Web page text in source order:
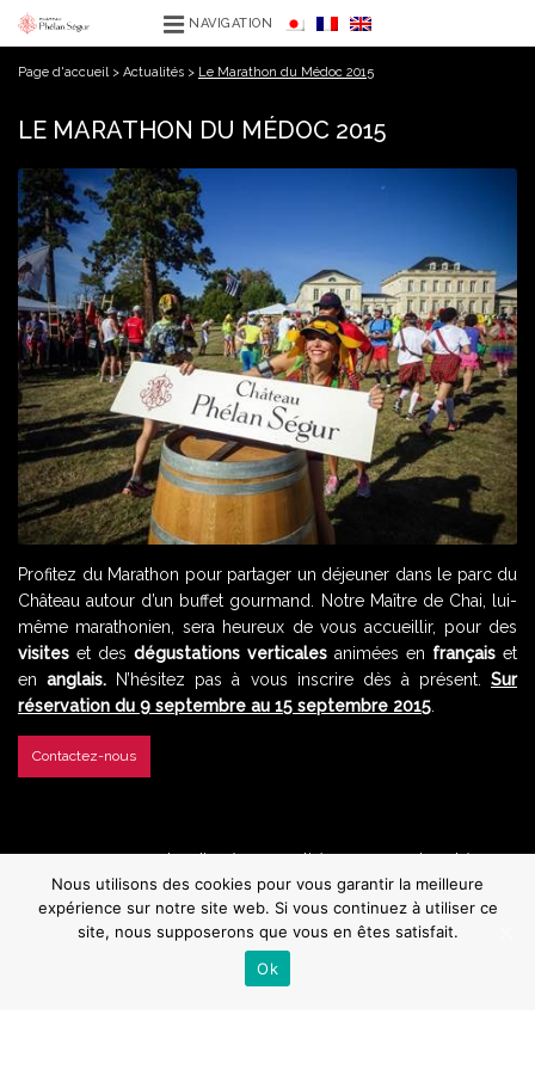
NAVIGATION
Page d'accueil> Actualités > Le Marathon du Médoc 2015
LE MARATHON DU MÉDOC 2015
Profitez du Marathon pour partager un déjeuner dans le parc du
Château autour d’un buffet gourmand. Notre Maître de Chai, lui-
même marathonien, sera heureux de vous accueillir, pour des
visites et des dégustations verticales animées en français et
enanglais. N’hésitez pas à vous inscrire dès à présent.Sur
réservation du 9 septembre au 15 septembre 2015
Contactez-nous
Nous contacter Plan d’accès Actualités Presse
Photothèque
Vidéothèque
Mentions Légales
L’abus d’alcool est dangereux pour la santé.
Nous utilisons des cookies pour vous garantir la meilleure
expérience sur notre site web. Si vous continuez à utiliser ce
site, nous supposerons que vous en êtes satisfait.
Ok